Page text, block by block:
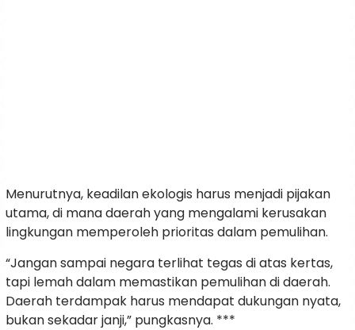
Menurutnya, keadilan ekologis harus menjadi pijakan
utama, di mana daerah yang mengalami kerusakan
lingkungan memperoleh prioritas dalam pemulihan.
“Jangan sampai negara terlihat tegas di atas kertas,
tapi lemah dalam memastikan pemulihan di daerah.
Daerah terdampak harus mendapat dukungan nyata,
bukan sekadar janji,” pungkasnya. ***